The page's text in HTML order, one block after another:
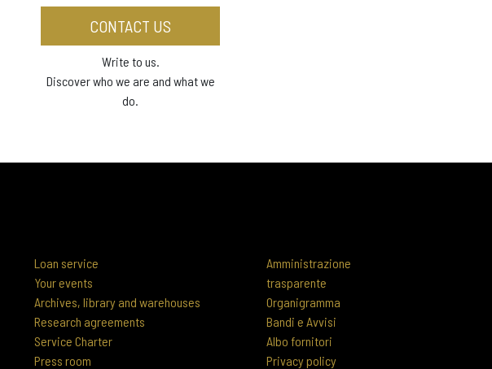
CONTACT US
Write to us.
Discover who we are and what we
do.
Loan service
Your events
Archives, library and warehouses
Research agreements
Service Charter
Press room
Amministrazione
trasparente
Organigramma
Bandi e Avvisi
Albo fornitori
Privacy policy